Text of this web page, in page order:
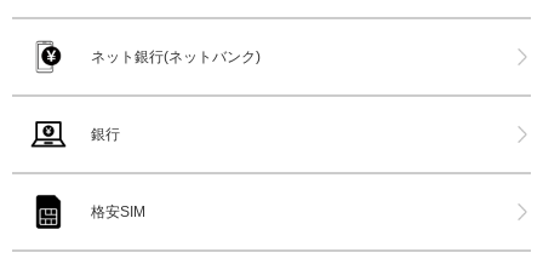
ネット銀行(ネットバンク)
銀行
格安SIM